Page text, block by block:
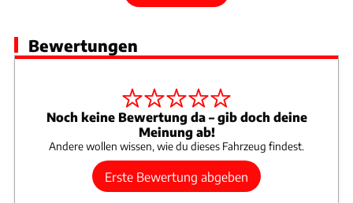
Bewertungen
Noch keine Bewertung da – gib doch deine
Meinung ab!
Andere wollen wissen, wie du dieses Fahrzeug findest.
Erste Bewertung abgeben